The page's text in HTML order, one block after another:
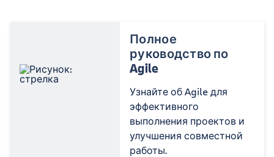
Полное
руководство по
Agile
Узнайте об Agile для
эффективного
выполнения проектов и
улучшения совместной
работы.